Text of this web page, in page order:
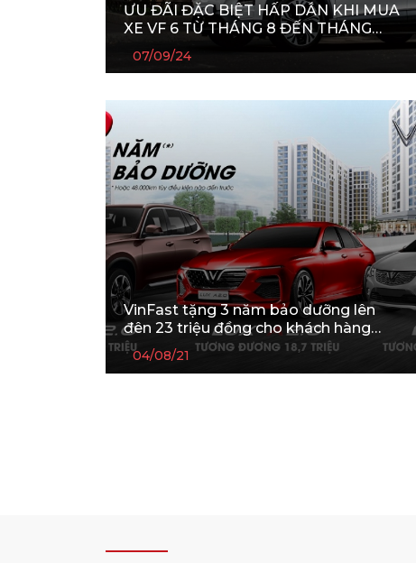
ƯU ĐÃI ĐẶC BIỆT HẤP DẪN KHI MUA
XE VF 6 TỪ THÁNG 8 ĐẾN THÁNG
11/2024
07/09/24
VinFast tặng 3 năm bảo dưỡng lên
đên 23 triệu đồng cho khách hàng
mua xe tháng 8-2021
04/08/21